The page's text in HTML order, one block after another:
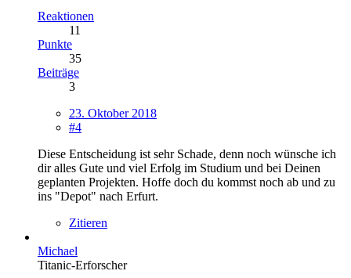
Reaktionen
11
Punkte
35
Beiträge
3
23. Oktober 2018
#4
Diese Entscheidung ist sehr Schade, denn noch wünsche ich
dir alles Gute und viel Erfolg im Studium und bei Deinen
geplanten Projekten. Hoffe doch du kommst noch ab und zu
ins "Depot" nach Erfurt.
Zitieren
Michael
Titanic-Erforscher